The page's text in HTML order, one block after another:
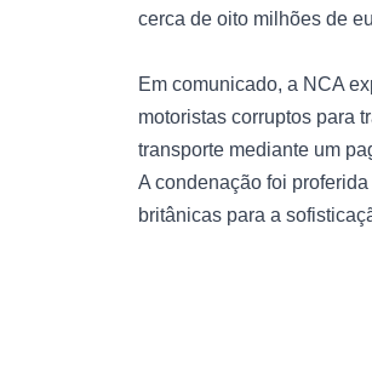
cerca de oito milhões de
Em comunicado, a NCA
motoristas corruptos para
transporte mediante um
A condenação foi
britânicas para a